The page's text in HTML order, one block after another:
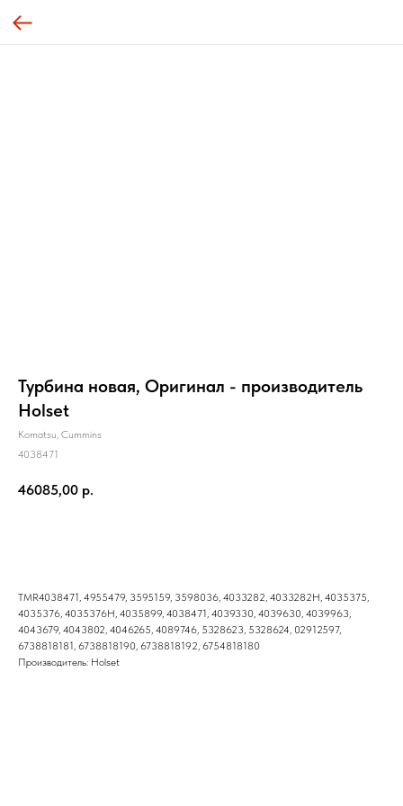
Турбина новая, Оригинал - производитель
Holset
Komatsu, Cummins
4038471
46085,00 р.
TMR4038471, 4955479, 3595159, 3598036, 4033282, 4033282H, 4035375,
4035376, 4035376H, 4035899, 4038471, 4039330, 4039630, 4039963,
4043679, 4043802, 4046265, 4089746, 5328623, 5328624, 02912597,
6738818181, 6738818190, 6738818192, 6754818180
Производитель: Holset